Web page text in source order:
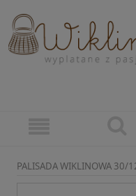
PALISADA WIKLINOWA 30/